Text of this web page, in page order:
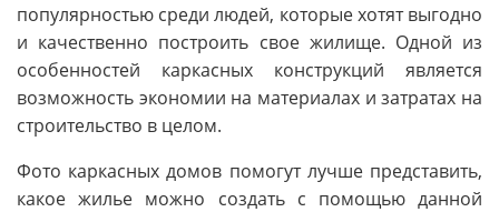
популярностью среди людей, которые хотят выгодно
и качественно построить свое жилище. Одной из
особенностей каркасных конструкций является
возможность экономии на материалах и затратах на
строительство в целом.
Фото каркасных домов помогут лучше представить,
какое жилье можно создать с помощью данной